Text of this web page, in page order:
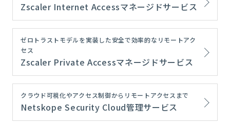
Zscaler Internet Accessマネージドサービス
ゼロトラストモデルを実装した安全で効率的なリモートアク
セス
Zscaler Private Accessマネージドサービス
クラウド可視化やアクセス制御からリモートアクセスまで
Netskope Security Cloud管理サービス